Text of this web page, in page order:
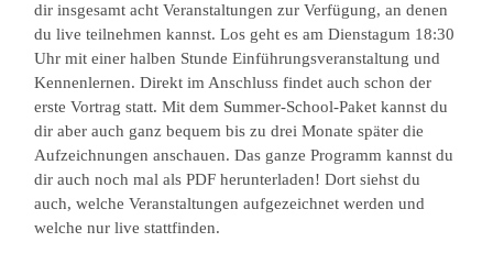
dir insgesamt acht Veranstaltungen zur Verfügung, an denen
du live teilnehmen kannst. Los geht es am Dienstagum 18:30
Uhr mit einer halben Stunde Einführungsveranstaltung und
Kennenlernen. Direkt im Anschluss findet auch schon der
erste Vortrag statt. Mit dem Summer-School-Paket kannst du
dir aber auch ganz bequem bis zu drei Monate später die
Aufzeichnungen anschauen. Das ganze Programm kannst du
dir auch noch mal als PDF herunterladen! Dort siehst du
auch, welche Veranstaltungen aufgezeichnet werden und
welche nur live stattfinden.